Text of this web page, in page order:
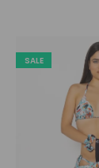
SALE